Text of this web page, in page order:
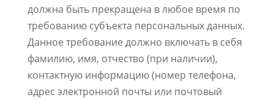
должна быть прекращена в любое время по
требованию субъекта персональных данных.
Данное требование должно включать в себя
фамилию, имя, отчество (при наличии),
контактную информацию (номер телефона,
адрес электронной почты или почтовый